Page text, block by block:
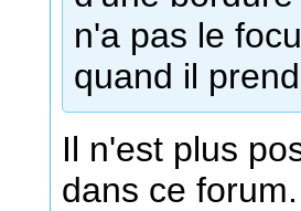
n'a pas le
quand il
Il n'est plus
dans ce forum.